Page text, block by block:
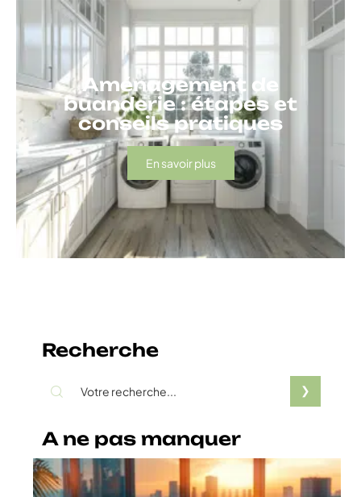
Aménagement de
buanderie : étapes et
conseils pratiques
En savoir plus
Recherche
A ne pas manquer